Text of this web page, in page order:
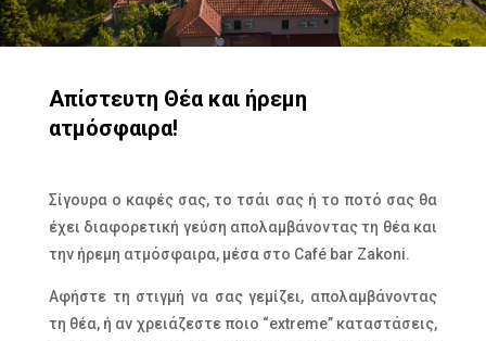
Απίστευτη Θέα και ήρεμη
ατμόσφαιρα!
Σίγουρα ο καφές σας, το τσάι σας ή το ποτό σας θα
έχει διαφορετική γεύση απολαμβάνοντας τη θέα και
την ήρεμη ατμόσφαιρα, μέσα στο Café bar Zakoni.
Αφήστε τη στιγμή να σας γεμίζει, απολαμβάνοντας
τη θέα, ή αν χρειάζεστε ποιο “extreme” καταστάσεις,